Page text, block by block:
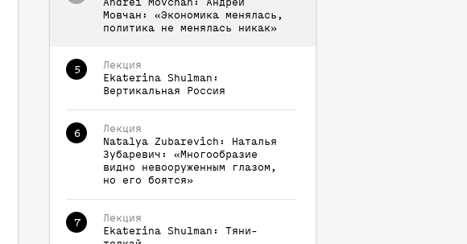
Мовчан: «Экономика менялась,
политика не менялась никак»
5
Лекция
Ekaterina
Shulman :
Вертикальная Россия
6
Лекция
Natalya
Zubarevich :
Наталья
Зубаревич: «Многообразие
видно невооруженным глазом,
но его боятся»
7
Лекция
Ekaterina
Shulman :
Тяни-